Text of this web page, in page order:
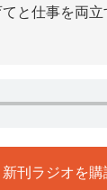
と仕事を両
新刊ラジオを